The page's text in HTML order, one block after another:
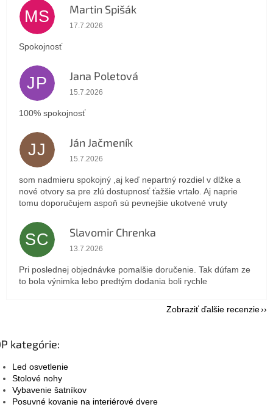
MS Martin Spišák
Hodnotenie obchodu je 5 z 5 hviezdičiek.
17.7.2026
Spokojnosť
JP Jana Poletová
Hodnotenie obchodu je 5 z 5 hviezdičiek.
15.7.2026
100% spokojnosť
JJ Ján Jačmeník
Hodnotenie obchodu je 5 z 5 hviezdičiek.
15.7.2026
som nadmieru spokojný ,aj keď nepartný rozdiel v dlžke a
nové otvory sa pre zlú dostupnosť ťažšie vrtalo. Aj naprie
tomu doporučujem aspoň sú pevnejšie ukotvené vruty
SC Slavomir Chrenka
Hodnotenie obchodu je 5 z 5 hviezdičiek.
13.7.2026
Pri poslednej objednávke pomalšie doručenie. Tak dúfam ze
to bola výnimka lebo predtým dodania boli rychle
Zobraziť ďalšie recenzie
kategórie:
Led osvetlenie
Stolové nohy
Vybavenie šatníkov
Posuvné kovanie na interiérové dvere